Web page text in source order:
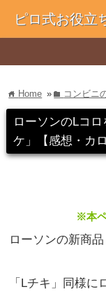
ピロ式お役立
home Home » folder コンビニ
ローソンのLコ
ケ」【感想・カ
※本
ローソンの新商
「Lチキ」同様